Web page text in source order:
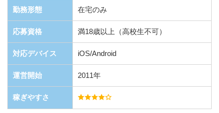
勤務形態 在宅のみ
応募資格 満18歳以上（高校生不可）
対応デバイス iOS/Android
運営開始 2011年
稼ぎやすさ